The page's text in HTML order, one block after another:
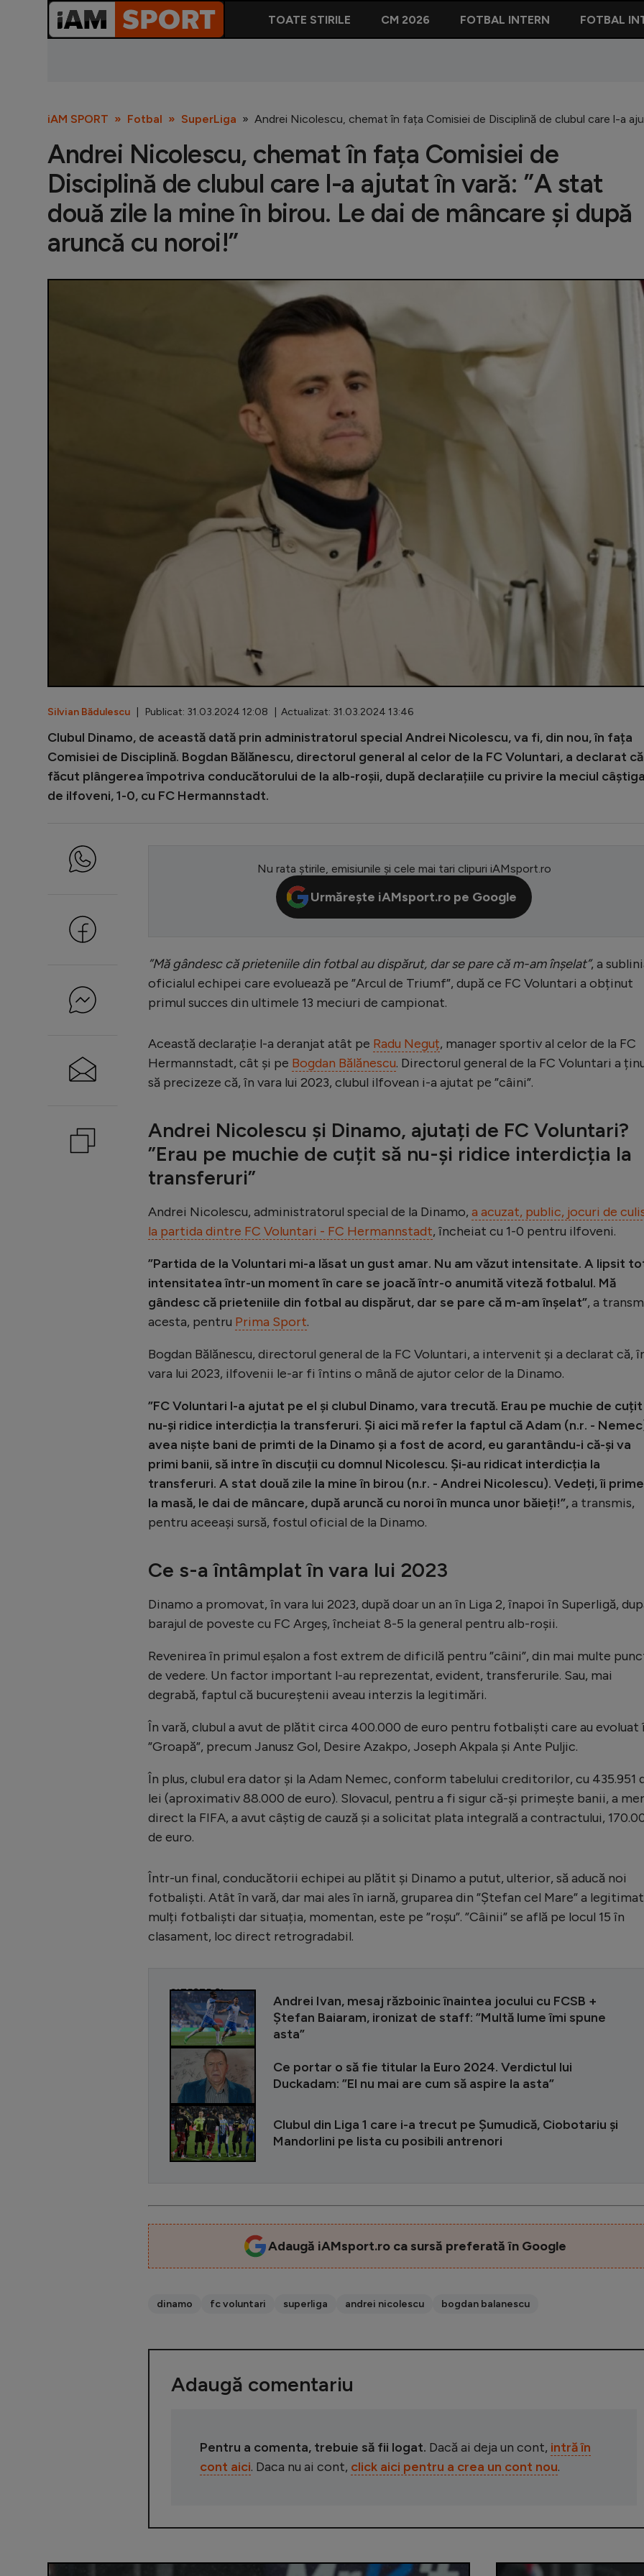
TOATE STIRILE CM 2026 FOTBAL INTERN FOTBAL
iAM SPORT Fotbal SuperLiga Andrei Nicolescu, chemat în fața Comisiei de Disciplină de clubul care l-a
Andrei Nicolescu, chemat în fața Comisiei de
Disciplină de clubul care l-a ajutat în vară: ”A stat
două zile la mine în birou. Le dai de mâncare și după
aruncă cu noroi!”
Silvian Bădulescu | Publicat: 31.03.2024 12:08 | Actualizat: 31.03.2024 13:46
Clubul Dinamo, de această dată prin administratorul special Andrei Nicolescu, va fi, din nou, în fața
Comisiei de Disciplină. Bogdan Bălănescu, directorul general al celor de la FC Voluntari, a declarat
făcut plângerea împotriva conducătorului de la alb-roșii, după declarațiile cu privire la meciul
de ilfoveni, 1-0, cu FC Hermannstadt.
Nu rata știrile, emisiunile și cele mai tari clipuri iAMsport.ro
Urmărește iAMsport.ro pe Google
”Mă gândesc că prieteniile din fotbal au dispărut, dar se pare că m-am înșelat”, a
oficialul echipei care evoluează pe ”Arcul de Triumf”, după ce FC Voluntari a obținut
primul succes din ultimele 13 meciuri de campionat.
Această declarație l-a deranjat atât pe Radu Neguț, manager sportiv al celor de la FC
Hermannstadt, cât și pe Bogdan Bălănescu. Directorul general de la FC Voluntari a
să precizeze că, în vara lui 2023, clubul ilfovean i-a ajutat pe ”câini”.
Andrei Nicolescu și Dinamo, ajutați de FC Voluntari?
”Erau pe muchie de cuțit să nu-și ridice interdicția la
transferuri”
Andrei Nicolescu, administratorul special de la Dinamo, a acuzat, public, jocuri de
la partida dintre FC Voluntari - FC Hermannstadt, încheiat cu 1-0 pentru ilfoveni.
”Partida de la Voluntari mi-a lăsat un gust amar. Nu am văzut intensitate. A lipsit
intensitatea într-un moment în care se joacă într-o anumită viteză fotbalul. Mă
gândesc că prieteniile din fotbal au dispărut, dar se pare că m-am înșelat”, a
acesta, pentru Prima Sport.
Bogdan Bălănescu, directorul general de la FC Voluntari, a intervenit și a declarat că,
vara lui 2023, ilfovenii le-ar fi întins o mână de ajutor celor de la Dinamo.
”FC Voluntari l-a ajutat pe el și clubul Dinamo, vara trecută. Erau pe muchie de cuțit
nu-și ridice interdicția la transferuri. Și aici mă refer la faptul că Adam (n.r. -
avea niște bani de primti de la Dinamo și a fost de acord, eu garantându-i că-și va
primi banii, să intre în discuții cu domnul Nicolescu. Și-au ridicat interdicția la
transferuri. A stat două zile la mine în birou (n.r. - Andrei Nicolescu). Vedeți, îi
la masă, le dai de mâncare, după aruncă cu noroi în munca unor băieți!”,a transmis,
pentru aceeași sursă, fostul oficial de la Dinamo.
Ce s-a întâmplat în vara lui 2023
Dinamo a promovat, în vara lui 2023, după doar un an în Liga 2, înapoi în Superligă,
barajul de poveste cu FC Argeș, încheiat 8-5 la general pentru alb-roșii.
Revenirea în primul eșalon a fost extrem de dificilă pentru ”câini”, din mai multe
de vedere. Un factor important l-au reprezentat, evident, transferurile. Sau, mai
degrabă, faptul că bucureștenii aveau interzis la legitimări.
În vară, clubul a avut de plătit circa 400.000 de euro pentru fotbaliști care au evoluat
”Groapă”, precum Janusz Gol, Desire Azakpo, Joseph Akpala și Ante Puljic.
În plus, clubul era dator și la Adam Nemec, conform tabelului creditorilor, cu 435.951
lei (aproximativ 88.000 de euro). Slovacul, pentru a fi sigur că-și primește banii, a
direct la FIFA, a avut câștig de cauză și a solicitat plata integrală a contractului,
de euro.
Într-un final, conducătorii echipei au plătit și Dinamo a putut, ulterior, să aducă noi
fotbaliști. Atât în vară, dar mai ales în iarnă, gruparea din ”Ștefan cel Mare” a legitimat
mulți fotbaliști dar situația, momentan, este pe ”roșu”. ”Câinii” se află pe locul 15 în
clasament, loc direct retrogradabil.
CITEȘTE ȘI
Andrei Ivan, mesaj războinic înaintea jocului cu FCSB +
Ștefan Baiaram, ironizat de staff: ”Multă lume îmi spune
asta”
Ce portar o să fie titular la Euro 2024. Verdictul lui
Duckadam: ”El nu mai are cum să aspire la asta”
Clubul din Liga 1 care i-a trecut pe Șumudică, Ciobotariu și
Mandorlini pe lista cu posibili antrenori
Adaugă iAMsport.ro ca sursă preferată în Google
dinamo fc voluntari superliga andrei nicolescu bogdan balanescu
Adaugă comentariu
Pentru a comenta, trebuie să fii logat. Dacă ai deja un cont, intră în
cont aici. Daca nu ai cont, click aici pentru a crea un cont nou.